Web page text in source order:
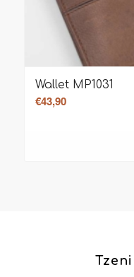
Wallet MP1031
€43,90